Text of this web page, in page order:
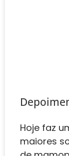
Hoje faz
maiores